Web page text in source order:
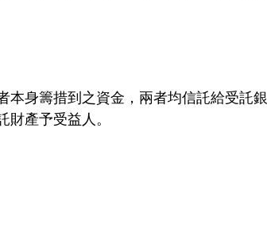
本身籌措到之資金，兩者均信託給受託銀
產予受益人。